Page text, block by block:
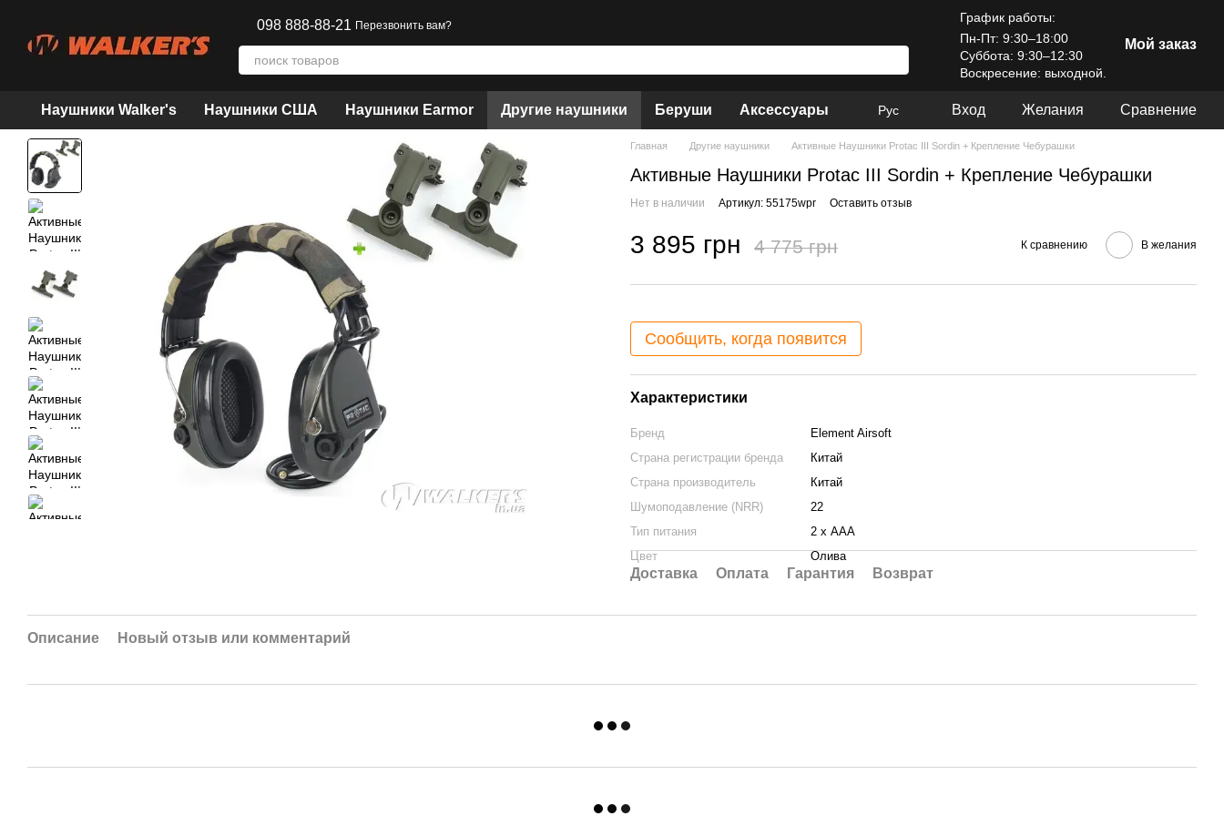
098 888-88-21 Перезвонить вам?
График работы:
Пн-Пт: 9:30–18:00
Суббота: 9:30–12:30
Воскресение: выходной.
Мой заказ
Наушники Walker's Наушники США Наушники Earmor Другие наушники Беруши Аксессуары Рус Вход Желания Сравнение
Главная Другие наушники Активные Наушники Protac III Sordin + Крепление Чебурашки
Активные Наушники Protac III Sordin + Крепление Чебурашки
Нет в наличии Артикул: 55175wpr Оставить отзыв
3 895 грн 4 775 грн К сравнению В желания
Сообщить, когда появится
Характеристики
Бренд
Element Airsoft
Страна регистрации бренда
Китай
Страна производитель
Китай
Шумоподавление (NRR)
22
Тип питания
2 х AAA
Цвет
Олива
Доставка Оплата Гарантия Возврат
Описание Новый отзыв или комментарий